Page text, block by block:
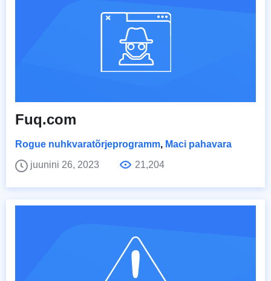
Fuq.com
Rogue nuhkvaratõrjeprogramm, Maci pahavara
juunini 26, 2023
21,204